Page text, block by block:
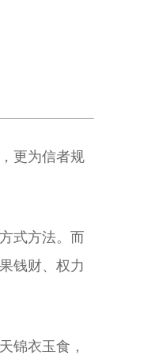
更为信者规
式方法。而
钱财、权力
锦衣玉食，